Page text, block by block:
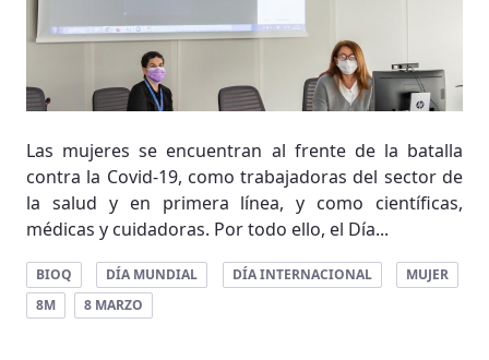
Las mujeres se encuentran al frente de la batalla
contra la Covid-19, como trabajadoras del sector de
la salud y en primera línea, y como científicas,
médicas y cuidadoras. Por todo ello, el Día...
BIOQ DÍA MUNDIAL DÍA INTERNACIONAL
MUJER
8M
8 MARZO